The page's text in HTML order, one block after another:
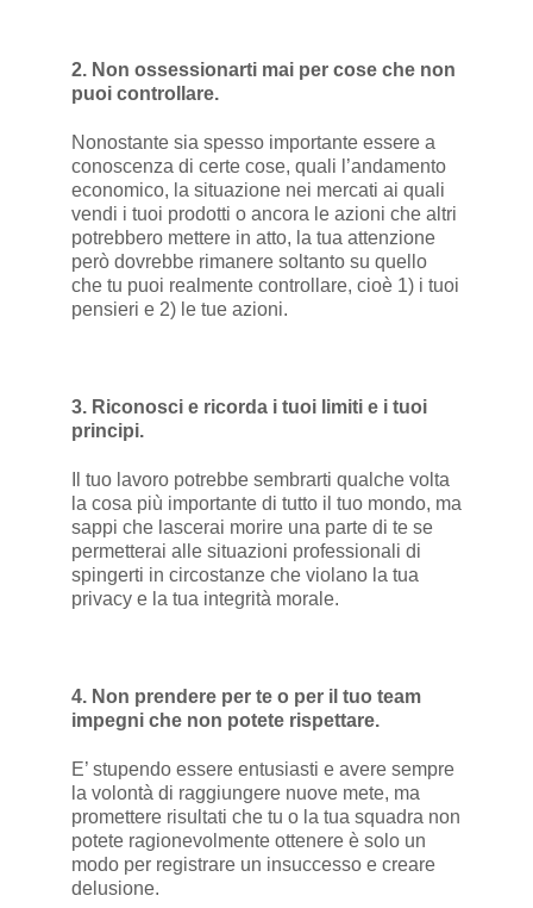
2. Non ossessionarti mai per cose che non
puoi controllare.
Nonostante sia spesso importante essere a
conoscenza di certe cose, quali l’andamento
economico, la situazione nei mercati ai quali
vendi i tuoi prodotti o ancora le azioni che altri
potrebbero mettere in atto, la tua attenzione
però dovrebbe rimanere soltanto su quello
che tu puoi realmente controllare, cioè 1) i tuoi
pensieri e 2) le tue azioni.
3. Riconosci e ricorda i tuoi limiti e i tuoi
principi.
Il tuo lavoro potrebbe sembrarti qualche volta
la cosa più importante di tutto il tuo mondo, ma
sappi che lascerai morire una parte di te se
permetterai alle situazioni professionali di
spingerti in circostanze che violano la tua
privacy e la tua integrità morale.
4. Non prendere per te o per il tuo team
impegni che non potete rispettare.
E’ stupendo essere entusiasti e avere sempre
la volontà di raggiungere nuove mete, ma
promettere risultati che tu o la tua squadra non
potete ragionevolmente ottenere è solo un
modo per registrare un insuccesso e creare
delusione.